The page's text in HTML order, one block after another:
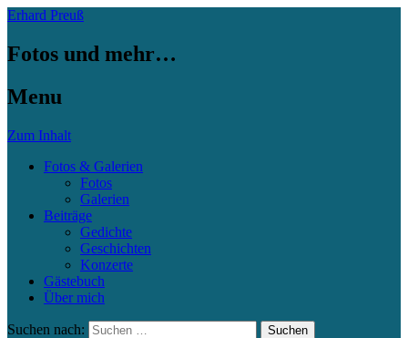
Erhard Preuß
Fotos und mehr…
Menu
Zum Inhalt
Fotos & Galerien
Fotos
Galerien
Beiträge
Gedichte
Geschichten
Konzerte
Gästebuch
Über mich
Suchen nach: